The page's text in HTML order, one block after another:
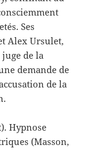
Ses
Alex Ursulet,
de la
demande de
de la
Hypnose
(Masson,